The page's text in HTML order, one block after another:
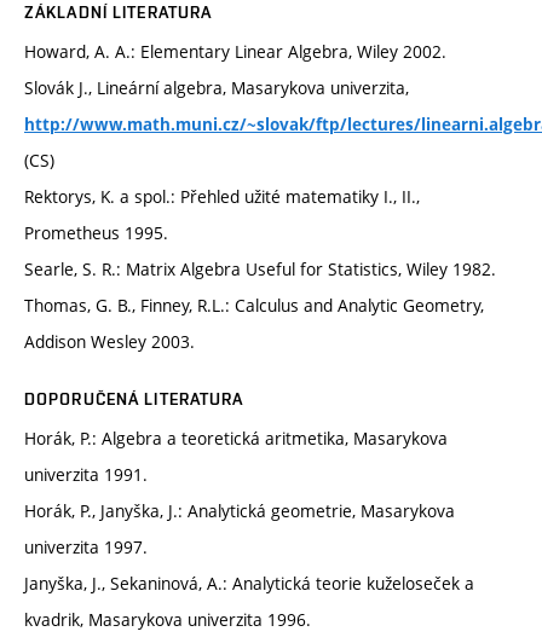
ZÁKLADNÍ LITERATURA
Howard, A. A.: Elementary Linear Algebra, Wiley 2002.
Slovák J., Lineární algebra, Masarykova univerzita,
http://www.math.muni.cz/~slovak/ftp/lectures/
(CS)
Rektorys, K. a spol.: Přehled užité matematiky I., II.,
Prometheus 1995.
Searle, S. R.: Matrix Algebra Useful for Statistics, Wiley 1982.
Thomas, G. B., Finney, R.L.: Calculus and Analytic Geometry,
Addison Wesley 2003.
DOPORUČENÁ LITERATURA
Horák, P.: Algebra a teoretická aritmetika, Masarykova
univerzita 1991.
Horák, P., Janyška, J.: Analytická geometrie, Masarykova
univerzita 1997.
Janyška, J., Sekaninová, A.: Analytická teorie kuželoseček a
kvadrik, Masarykova univerzita 1996.